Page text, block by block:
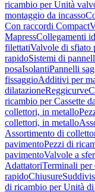
ricambio per Unità
montaggio da incasso
Con raccordi Compact
MapressCollegamenti
filettatiValvole di sfiato
rapidoSistemi di
posaIsolantiPannelli
fissaggioAdditivi per
dilatazioneReggicurve
ricambio per Cassette
collettori, in metallo
collettori, in metallo
Assortimento di
pavimentoPezzi di
pavimentoValvole a
AdattatoriTerminali per
rapidoChiusure
di ricambio per Unità